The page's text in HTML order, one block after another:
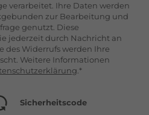
verarbeitet. Ihre Daten werden
zur Bearbeitung und
genutzt. Diese
jederzeit durch Nachricht an
des Widerrufs werden Ihre
Weitere Informationen
.*
Sicherheitscode